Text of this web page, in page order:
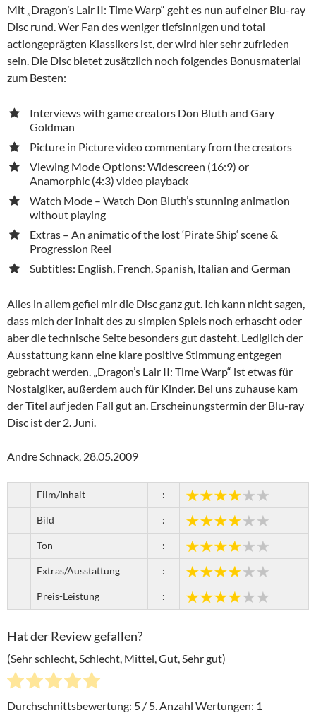
Mit „Dragon’s Lair II: Time Warp“ geht es nun auf einer Blu-ray
Disc rund. Wer Fan des weniger tiefsinnigen und total
actiongeprägten Klassikers ist, der wird hier sehr zufrieden
sein. Die Disc bietet zusätzlich noch folgendes Bonusmaterial
zum Besten:
Interviews with game creators Don Bluth and Gary
Goldman
Picture in Picture video commentary from the creators
Viewing Mode Options: Widescreen (16:9) or
Anamorphic (4:3) video playback
Watch Mode – Watch Don Bluth’s stunning animation
without playing
Extras – An animatic of the lost ‘Pirate Ship‘ scene &
Progression Reel
Subtitles: English, French, Spanish, Italian and German
Alles in allem gefiel mir die Disc ganz gut. Ich kann nicht sagen,
dass mich der Inhalt des zu simplen Spiels noch erhascht oder
aber die technische Seite besonders gut dasteht. Lediglich der
Ausstattung kann eine klare positive Stimmung entgegen
gebracht werden. „Dragon’s Lair II: Time Warp“ ist etwas für
Nostalgiker, außerdem auch für Kinder. Bei uns zuhause kam
der Titel auf jeden Fall gut an. Erscheinungstermin der Blu-ray
Disc ist der 2. Juni.
Andre Schnack, 28.05.2009
Film/Inhalt :
Bild :
Ton :
Extras/Ausstattung :
Preis-Leistung :
Hat der Review gefallen?
(Sehr schlecht, Schlecht, Mittel, Gut, Sehr gut)
Durchschnittsbewertung: 5 / 5. Anzahl Wertungen: 1